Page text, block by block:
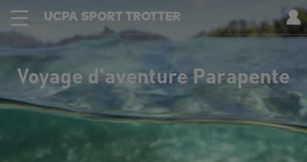
UCPA SPORT TROTTER
Voyage d'aventure Parapente